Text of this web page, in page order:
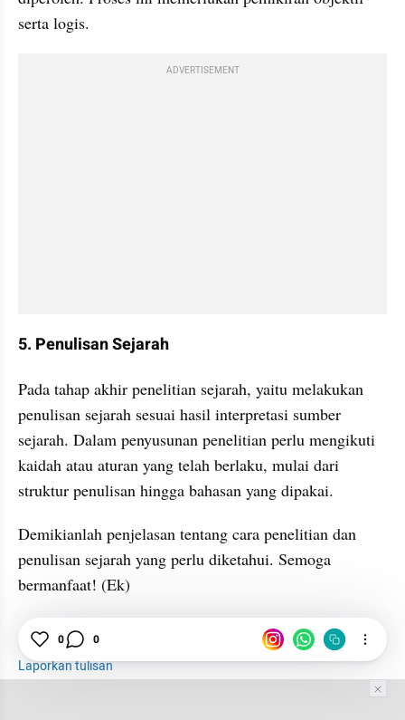
serta logis.
ADVERTISEMENT
5. Penulisan Sejarah
Pada tahap akhir penelitian sejarah, yaitu melakukan
penulisan sejarah sesuai hasil interpretasi sumber
sejarah. Dalam penyusunan penelitian perlu mengikuti
kaidah atau aturan yang telah berlaku, mulai dari
struktur penulisan hingga bahasan yang dipakai.
Demikianlah penjelasan tentang cara penelitian dan
penulisan sejarah yang perlu diketahui. Semoga
bermanfaat! (Ek)
Sejarah
Laporkan tulisan
0 0